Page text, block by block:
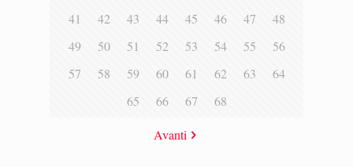
41
42 43 44 45 46 47
48
49
50 51 52 53 54 55
56
57
58 59 60 61 62 63
64
65
66 67 68
Avanti